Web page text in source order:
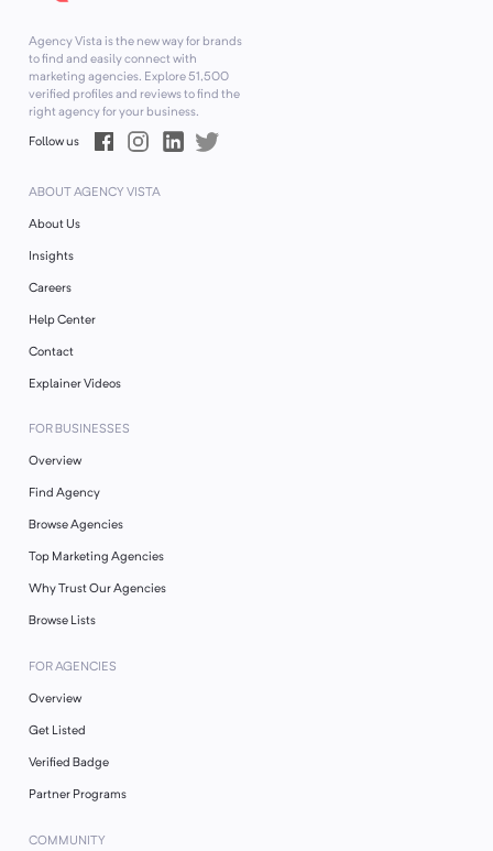
Agency Vista is the new way for brands
to find and easily connect with
marketing agencies. Explore51,500
verified profiles and reviews to find the
right agency for your business.
Follow us
ABOUT AGENCY VISTA
About Us
Insights
Careers
Help Center
Contact
Explainer Videos
FOR BUSINESSES
Overview
Find Agency
Browse Agencies
Top Marketing Agencies
Why Trust Our Agencies
Browse Lists
FOR AGENCIES
Overview
Get Listed
Verified Badge
Partner Programs
COMMUNITY